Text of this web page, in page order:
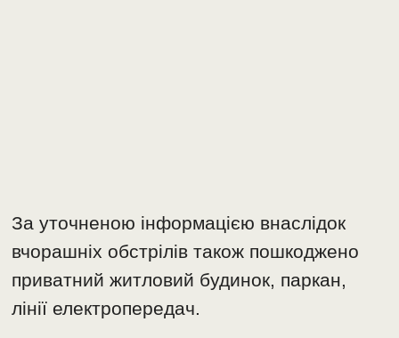
За уточненою інформацією внаслідок
вчорашніх обстрілів також пошкоджено
приватний житловий будинок, паркан,
лінії електропередач.